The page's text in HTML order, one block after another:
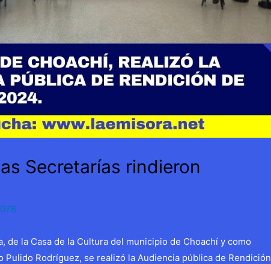
Secretarías rindieron
de la Casa de la Cultura del municipio de Choachí y como
Pulido Rodríguez, se realizó la Audiencia pública de Rendición